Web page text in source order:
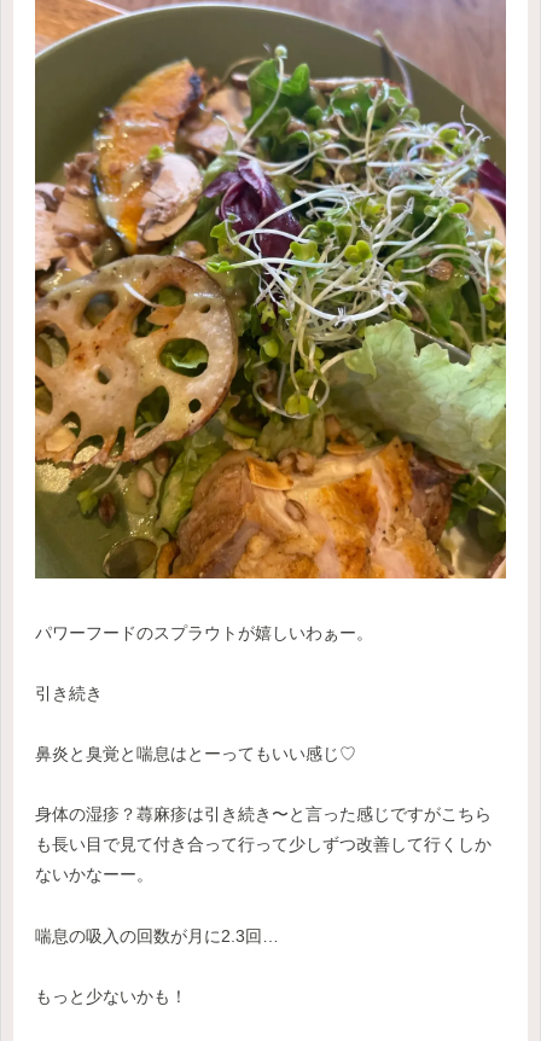
パワーフードのスプラウトが嬉しいわぁー。
引き続き
鼻炎と臭覚と喘息はとーってもいい感じ♡
身体の湿疹？蕁麻疹は引き続き〜と言った感じですがこちら
も長い目で見て付き合って行って少しずつ改善して行くしか
ないかなーー。
喘息の吸入の回数が月に2.3回…
もっと少ないかも！